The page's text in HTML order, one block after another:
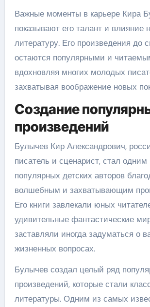
Важные моменты в карьере Кира
показывают его талант и влияние
литературу. Его произведения до
остаются популярными и
вдохновляя многих молодых
захватывая воображение новых
Создание
произведений
Булычев Кир Александрович,
писатель и сценарист, стал
популярных детских авторов
волшебным и захватывающим
Его книги завлекали юных
удивительные фантастические
заставляли иногда задуматься о
жизненных вопросах.
Булычев создал целый ряд
произведений, которые стали
литературы. Одним из самых